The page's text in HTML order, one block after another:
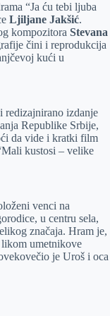
“Ja ću tebi ljuba
Ljiljane Jakšić.
kompozitoraStevana
čini i reprodukcija
kući u
redizajnirano izdanje
Republike Srbije,
da vide i kratki film
kustosi – velike
venci na
u centru sela,
značaja. Hram je,
likom umetnikove
je Uroš i oca